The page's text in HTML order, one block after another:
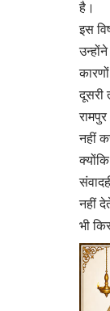
है।
इस
दूसरी
नहीं
नहीं
भी